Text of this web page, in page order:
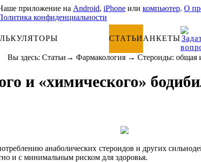
приложение на Android, iPhone или компьютер. О
конфиденциальности
СТАТЬИАНКЕТЫ
Вы здесь: Статьи → Фармакология→ Стероиды: общая
и «химического»
анаболических стероидов и других
и с минимальным риском для здоровья.